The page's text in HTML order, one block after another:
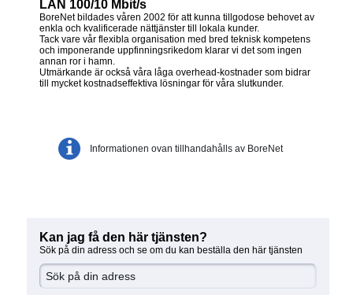
LAN 100/10 Mbit/s
BoreNet bildades våren 2002 för att kunna tillgodose behovet av
enkla och kvalificerade nättjänster till lokala kunder.
Tack vare vår flexibla organisation med bred teknisk kompetens
och imponerande uppfinningsrikedom klarar vi det som ingen
annan ror i hamn.
Utmärkande är också våra låga overhead-kostnader som bidrar
till mycket kostnadseffektiva lösningar för våra slutkunder.
Informationen ovan tillhandahålls av BoreNet
Kan jag få den här tjänsten?
Sök på din adress och se om du kan beställa den här tjänsten